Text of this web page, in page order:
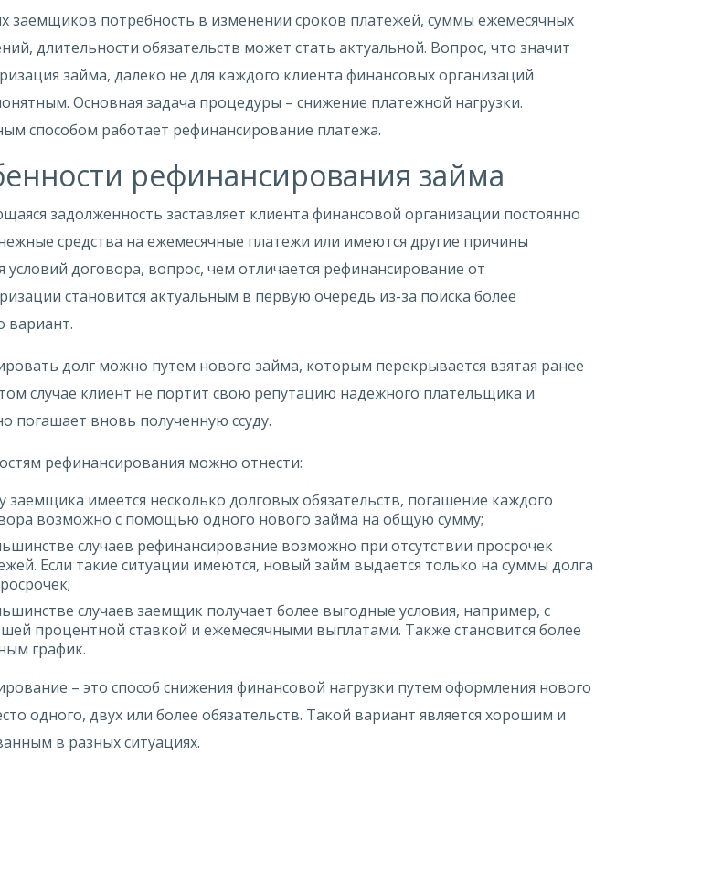
заемщиков потребность в изменении сроков платежей, суммы ежемесячных
длительности обязательств может стать актуальной. Вопрос, что значит
займа, далеко не для каждого клиента финансовых организаций
Основная задача процедуры – снижение платежной нагрузки.
способом работает рефинансирование платежа.
рефинансирования займа
задолженность заставляет клиента финансовой организации постоянно
средства на ежемесячные платежи или имеются другие причины
условий договора, вопрос, чем отличается рефинансирование от
становится актуальным в первую очередь из-за поиска более
вариант.
долг можно путем нового займа, которым перекрывается взятая ранее
случае клиент не портит свою репутацию надежного плательщика и
погашает вновь полученную ссуду.
рефинансирования можно отнести:
заемщика имеется несколько долговых обязательств, погашение каждого
возможно с помощью одного нового займа на общую сумму;
случаев рефинансирование возможно при отсутствии просрочек
Если такие ситуации имеются, новый займ выдается только на суммы долга
случаев заемщик получает более выгодные условия, например, с
процентной ставкой и ежемесячными выплатами. Также становится более
график.
– это способ снижения финансовой нагрузки путем оформления нового
одного, двух или более обязательств. Такой вариант является хорошим и
в разных ситуациях.